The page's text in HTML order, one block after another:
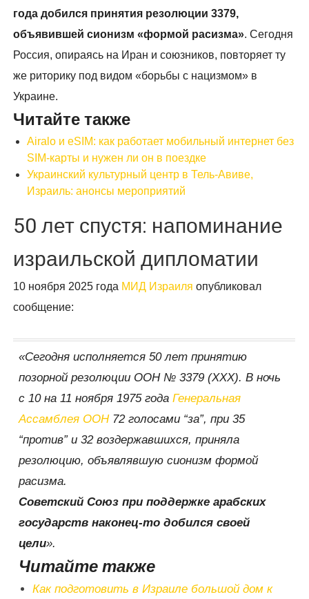
года добился принятия резолюции 3379,
объявившей сионизм «формой расизма». Сегодня
Россия, опираясь на Иран и союзников, повторяет ту
же риторику под видом «борьбы с нацизмом» в
Украине.
Читайте также
Airalo и eSIM: как работает мобильный интернет без
SIM-карты и нужен ли он в поездке
Украинский культурный центр в Тель-Авиве,
Израиль: анонсы мероприятий
50 лет спустя: напоминание
израильской дипломатии
10 ноября 2025 года МИД Израиля опубликовал
сообщение:
«Сегодня исполняется 50 лет принятию
позорной резолюции ООН № 3379 (XXX). В ночь
с 10 на 11 ноября 1975 годаГенеральная
Ассамблея ООН72 голосами “за”, при 35
“против” и 32 воздержавшихся, приняла
резолюцию, объявлявшую сионизм формой
расизма.
Советский Союз при поддержке арабских
государств наконец-то добился своей
цели».
Читайте также
Как подготовить в Израиле большой дом к